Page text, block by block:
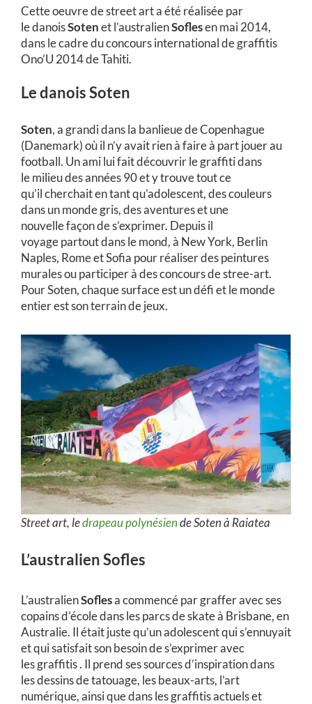
Cette oeuvre de street art a été réalisée par
le danoisSotenet l’australienSoflesen mai 2014,
dans le cadre du concours international de graffitis
Ono’U 2014 de Tahiti.
Le danois Soten
Soten,a grandi dans la banlieue de Copenhague
(Danemark) où il n’y avait rien à faire à part jouer au
football. Un ami lui fait découvrir legraffiti dans
le milieu des années 90 et y trouve tout ce
qu’il cherchait en tant qu’adolescent, des couleurs
dans un monde gris, des aventures et une
nouvelle façon de s’exprimer. Depuis il
voyage partout dans le mond, à New York, Berlin
Naples, Rome et Sofia pour réaliser des peintures
murales ou participer à des concours de stree-art.
Pour Soten, chaque surface est un défi et le monde
entier est son terrain de jeux.
Street art, ledrapeau polynésiende Soten à Raiatea
L’australien Sofles
L’australienSoflesa commencé par graffer avec ses
copains d’école dans les parcs de skate à Brisbane, en
Australie. Il était juste qu’un adolescent qui s’ennuyait
et qui satisfait son besoin de s’exprimer avec
les graffitis . Il prend ses sources d’inspiration dans
les dessins de tatouage, les beaux-arts, l’art
numérique, ainsi que dans les graffitis actuels et